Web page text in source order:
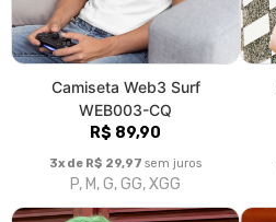
Camiseta Web3 Surf
WEB003-CQ
R$ 89,90
3x de R$ 29,97 sem juros
P, M, G, GG, XGG